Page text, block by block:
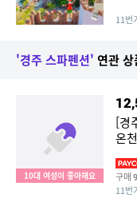
11번
'경주 스파펜션' 연관
10대 여성이 좋아해요
[경
온
워
구매
11번